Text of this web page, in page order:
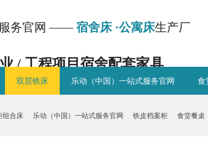
服务官网 ——宿舍床 ·公寓床生产厂
/ 工程项目宿舍配套家具
双层铁床 乐动（中国）一站式服务官网 食
组合床 乐动（中国）一站式服务官网 铁皮档案柜 食堂餐桌